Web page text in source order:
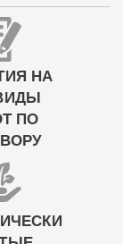
НА
ПО